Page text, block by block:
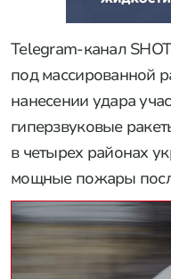
Telegram-канал
под массированной
нанесении удара
гиперзвуковые
в четырех районах
мощные пожары